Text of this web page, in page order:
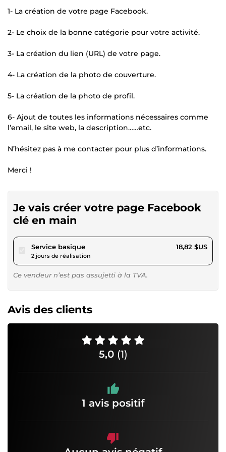
1- La création de votre page Facebook.
2- Le choix de la bonne catégorie pour votre activité.
3- La création du lien (URL) de votre page.
4- La création de la photo de couverture.
5- La création de la photo de profil.
6- Ajout de toutes les informations nécessaires comme
l’email, le site web, la description……etc.
N’hésitez pas à me contacter pour plus d’informations.
Merci !
Je vais créer votre page Facebook
clé en main
Service basiquepour 17,34 $US
2 jours de réalisation
18,82 $US
Ce vendeur n’est pas assujetti à la TVA.
Avis des clients
5,0 (1)
1 avis positif